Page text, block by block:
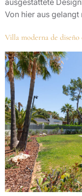
ausgestattete
Von hier aus
Villa moderna de diseño